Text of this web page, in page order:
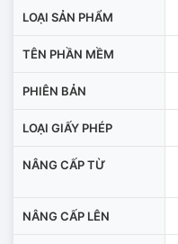
LOẠI SẢN PHẨM
TÊN PHẦN MỀM
PHIÊN BẢN
LOẠI GIẤY PHÉP
NÂNG CẤP TỪ
NÂNG CẤP LÊN